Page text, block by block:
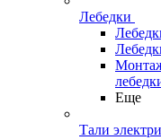
Лебедки
Еще
Тали